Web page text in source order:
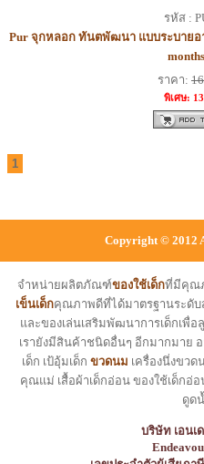
รหัส :
Pur จุกหลอก ทันตพัฒนา แบบระบายอา
ราคา:
พิเศษ:
1
Copyright © 2012
จำหน่ายผลิตภัณฑ์ของใช้เด็กที่มีคุณภ
เข็นเด็กคุณภาพดีที่ได้มาตรฐานระดั
และของเล่นเสริมพัฒนาการเด็กเพื่
เรายังมีสินค้าชนิดอื่นๆ อีกมากมาย อ
เด็ก เป้อุ้มเด็ก ขวดนม เครื่องนึ่งขวด
คุณแม่ เสื้อผ้าเด็กอ่อน ของใช้เด็กอ่
ดูด
บริษัท เอนเ